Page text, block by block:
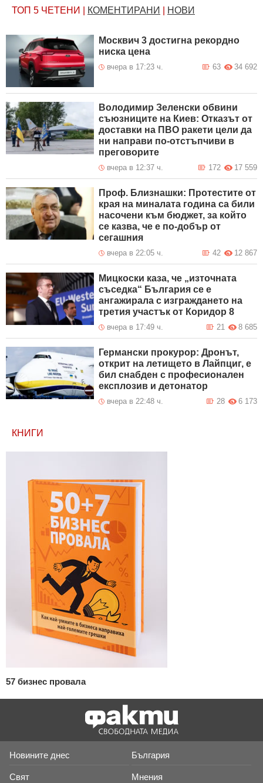
ТОП 5 ЧЕТЕНИ КОМЕНТИРАНИ НОВИ
Москвич 3 достигна рекордно
ниска цена
вчера в 17:23 ч. 34 692
63
Володимир Зеленски обвини
съюзниците на Киев: Отказът от
доставки на ПВО ракети цели да
ни направи по-отстъпчиви в
преговорите
вчера в 12:37 ч. 17 559
172
Проф. Близнашки: Протестите от
края на миналата година са били
насочени към бюджет, за който
се казва, че е по-добър от
сегашния
вчера в 22:05 ч. 12 867
42
Мицкоски каза, че „източната
съседка“ България се е
ангажирала с изграждането на
третия участък от Коридор 8
вчера в 17:49 ч. 8 685
21
Германски прокурор: Дронът,
открит на летището в Лайпциг, е
бил снабден с професионален
експлозив и детонатор
вчера в 22:48 ч. 6 173
28
КНИГИ
57 бизнес провала
Новините днес България
Свят Мнения